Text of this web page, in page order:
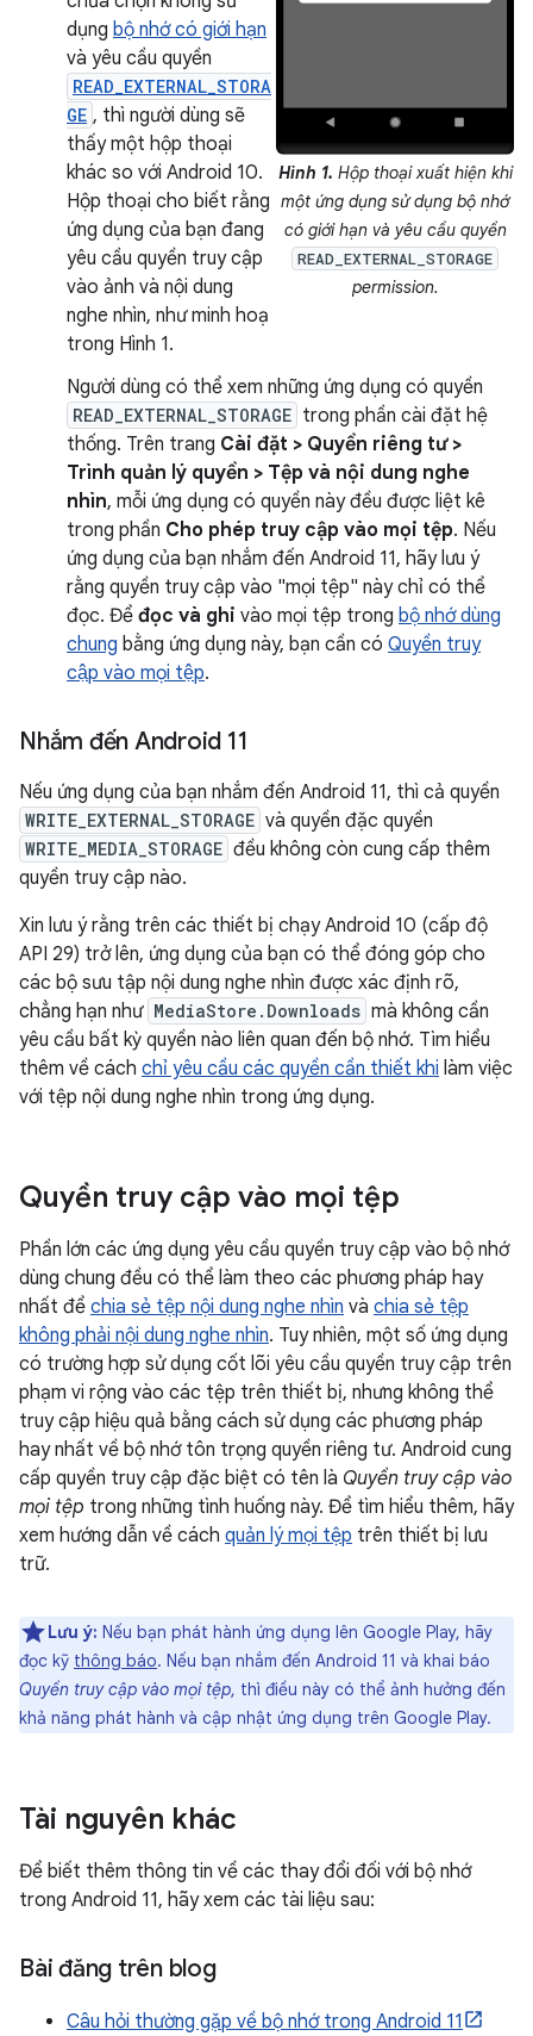
Hình 1. Hộp thoại xuất hiện khi
một ứng dụng sử dụng bộ nhớ
có giới hạn và yêu cầu quyền
READ_EXTERNAL_STORAGE
permission.
dụng bộ nhớ có giới hạn
và yêu cầu quyền
READ_EXTERNAL_STORA
GE , thì người dùng sẽ
thấy một hộp thoại
khác so với Android 10.
Hộp thoại cho biết rằng
ứng dụng của bạn đang
yêu cầu quyền truy cập
vào ảnh và nội dung
nghe nhìn, như minh hoạ
trong Hình 1.
Người dùng có thể xem những ứng dụng có quyền
READ_EXTERNAL_STORAGE trong phần cài đặt hệ
thống. Trên trang Cài đặt > Quyền riêng tư >
Trình quản lý quyền > Tệp và nội dung nghe
nhìn, mỗi ứng dụng có quyền này đều được liệt kê
trong phần Cho phép truy cập vào mọi tệp. Nếu
ứng dụng của bạn nhắm đến Android 11, hãy lưu ý
rằng quyền truy cập vào "mọi tệp" này chỉ có thể
đọc. Để đọc và ghi vào mọi tệp trong bộ nhớ dùng
chung bằng ứng dụng này, bạn cần có Quyền truy
cập vào mọi tệp.
Nhắm đến Android 11
Nếu ứng dụng của bạn nhắm đến Android 11, thì cả quyền
WRITE_EXTERNAL_STORAGE và quyền đặc quyền
WRITE_MEDIA_STORAGE đều không còn cung cấp thêm
quyền truy cập nào.
Xin lưu ý rằng trên các thiết bị chạy Android 10 (cấp độ
API 29) trở lên, ứng dụng của bạn có thể đóng góp cho
các bộ sưu tập nội dung nghe nhìn được xác định rõ,
chẳng hạn như MediaStore.Downloads mà không cần
yêu cầu bất kỳ quyền nào liên quan đến bộ nhớ. Tìm hiểu
thêm về cách chỉ yêu cầu các quyền cần thiết khi làm việc
với tệp nội dung nghe nhìn trong ứng dụng.
Quyền truy cập vào mọi tệp
Phần lớn các ứng dụng yêu cầu quyền truy cập vào bộ nhớ
dùng chung đều có thể làm theo các phương pháp hay
nhất để chia sẻ tệp nội dung nghe nhìn và chia sẻ tệp
không phải nội dung nghe nhìn. Tuy nhiên, một số ứng dụng
có trường hợp sử dụng cốt lõi yêu cầu quyền truy cập trên
phạm vi rộng vào các tệp trên thiết bị, nhưng không thể
truy cập hiệu quả bằng cách sử dụng các phương pháp
hay nhất về bộ nhớ tôn trọng quyền riêng tư. Android cung
cấp quyền truy cập đặc biệt có tên là Quyền truy cập vào
mọi tệp trong những tình huống này. Để tìm hiểu thêm, hãy
xem hướng dẫn về cách quản lý mọi tệp trên thiết bị lưu
trữ.
Lưu ý: Nếu bạn phát hành ứng dụng lên Google Play, hãy
đọc kỹ thông báo. Nếu bạn nhắm đến Android 11 và khai báo
Quyền truy cập vào mọi tệp, thì điều này có thể ảnh hưởng đến
khả năng phát hành và cập nhật ứng dụng trên Google Play.
Tài nguyên khác
Để biết thêm thông tin về các thay đổi đối với bộ nhớ
trong Android 11, hãy xem các tài liệu sau:
Bài đăng trên blog
Câu hỏi thường gặp về bộ nhớ trong Android 11